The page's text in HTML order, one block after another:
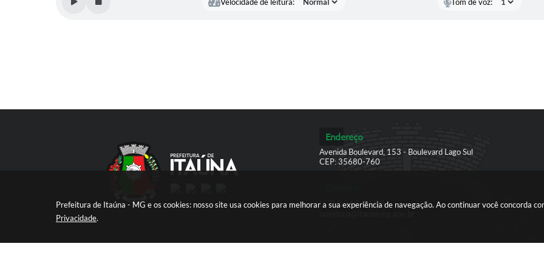
Prefeitura de Itaúna - MG e os cookies: nosso site usa cookies para melhorar a sua experiência de navegação. Ao continuar você concorda
Privacidade.
Endereço
Avenida Boulevard, 153 - Boulevard Lago Sul
CEP: 35680-760
(37) 3249-9500